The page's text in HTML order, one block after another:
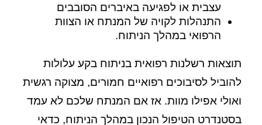
עצבית או לפגיעה באיברים הסובבים
התנהלות לקויה של המנתח או הצוות
הרפואי במהלך הניתוח.
תוצאות רשלנות רפואית בניתוח בקע עלולות
להוביל לסיבוכים רפואיים חמורים, מצוקה רגשית
ואולי אפילו מוות. אז אם המנתח שלכם לא עמד
בסטנדרט הטיפול הנכון במהלך הניתוח, כדאי